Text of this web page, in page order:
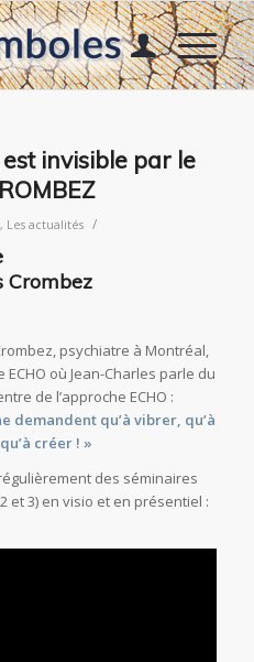
est invisible par le
, Les actualités /
Crombez
psychiatre à Montréal,
où Jean-Charles parle du
de l’approche ECHO :
demandent qu’à vibrer, qu’à
créer ! »
des séminaires
2 et 3) en visio et en présentiel :